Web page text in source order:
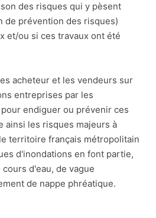
des risques qui y pèsent
de prévention des risques)
et/ou si ces travaux ont été
acheteur et les vendeurs sur
entreprises par les
endiguer ou prévenir ces
ainsi les risques majeurs à
territoire français métropolitain
d'inondations en font partie,
d'eau, de vague
de nappe phréatique.